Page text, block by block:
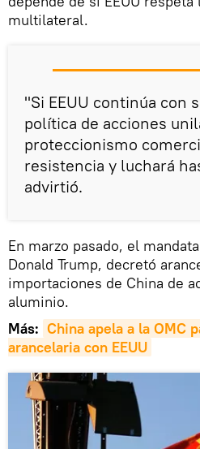
multilateral.
"Si EEUU continúa con
política de acciones
proteccionismo
resistencia y luchará
advirtió.
En marzo pasado, el
Donald Trump, decretó
importaciones de China de
aluminio.
Más: China apela a la OMC
arancelaria con EEUU